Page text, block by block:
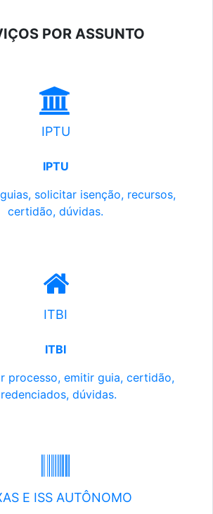
POR ASSUNTO
IPTU
IPTU
solicitar isenção, recursos,
certidão, dúvidas.
ITBI
ITBI
processo, emitir guia, certidão,
dúvidas.
E ISS AUTÔNOMO